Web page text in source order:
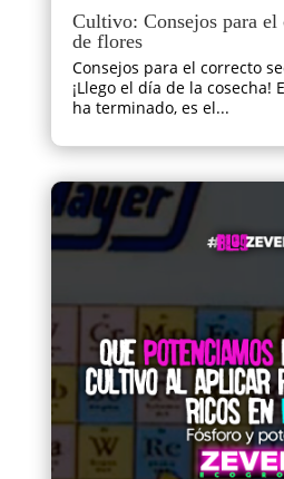
Cultivo: Consejos para el
de flores
Consejos para el correcto
¡Llego el día de la cosecha!
ha terminado, es el...